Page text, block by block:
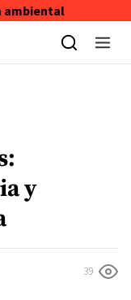
ambiental
y
39